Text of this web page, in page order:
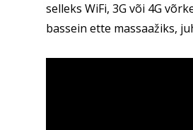
selleks WiFi, 3G või 4G
bassein ette massaažiks,